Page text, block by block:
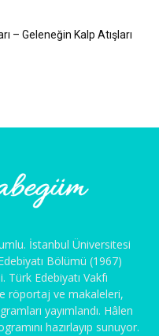
– Geleneğin Kalp Atışları
İstanbul Üniversitesi
Bölümü (1967)
Edebiyatı Vakfı
röportaj ve makaleleri,
yayımlandı. Hâlen
hazırlayıp sunuyor.